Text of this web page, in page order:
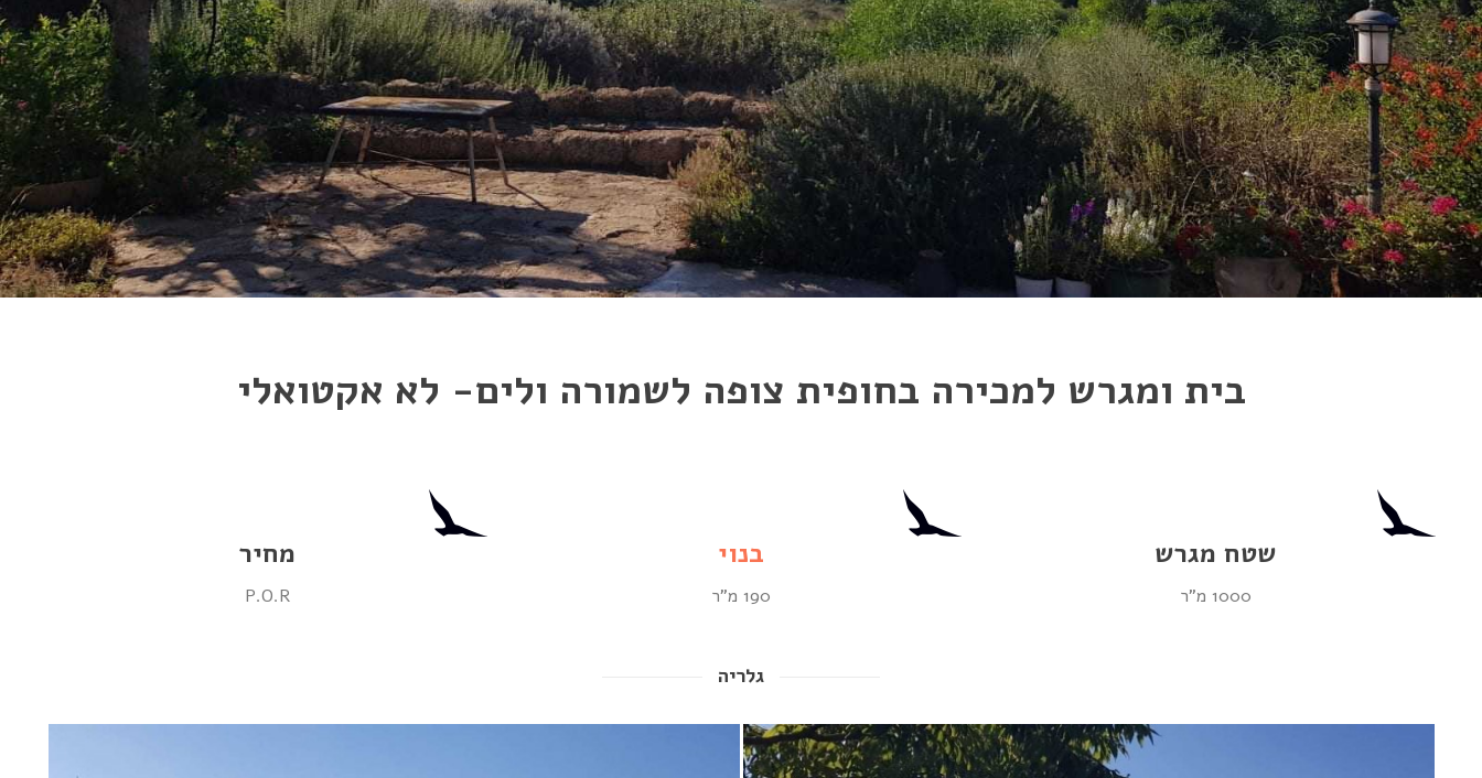
בית ומגרש למכירה בחופית צופה לשמורה ולים- לא אקטואלי
מחיר
P.O.R
בנוי
190 מ"ר
שטח מגרש
1000 מ"ר
גלריה